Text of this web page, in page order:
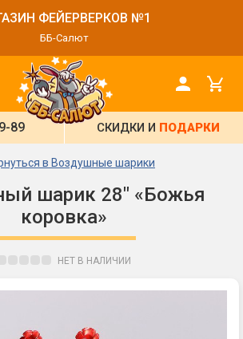
ФЕЙЕРВЕРКОВ №1
ББ-Салют
89 СКИДКИ И ПОДАРКИ
в Воздушные шарики
шарик 28" «Божья
коровка»
НЕТ В НАЛИЧИИ